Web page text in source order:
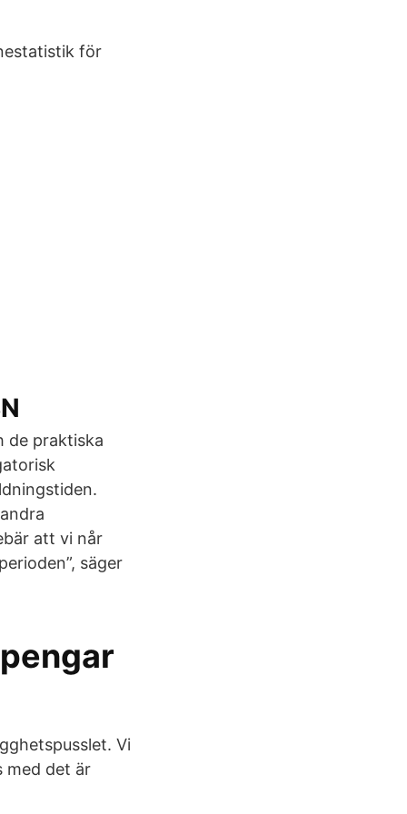
för
de praktiska
att vi når
säger
Vi
med det är